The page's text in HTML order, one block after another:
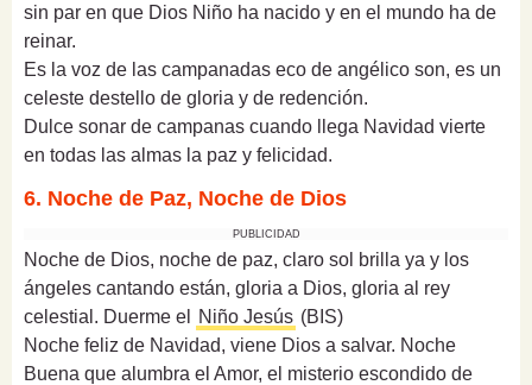
sin par en que Dios Niño ha nacido y en el mundo ha de
reinar.
Es la voz de las campanadas eco de angélico son, es un
celeste destello de gloria y de redención.
Dulce sonar de campanas cuando llega Navidad vierte
en todas las almas la paz y felicidad.
6. Noche de Paz, Noche de Dios
PUBLICIDAD
Noche de Dios, noche de paz, claro sol brilla ya y los
ángeles cantando están, gloria a Dios, gloria al rey
celestial. Duerme el
Niño Jesús (BIS)
Noche feliz de Navidad, viene Dios a salvar. Noche
Buena que alumbra el Amor, el misterio escondido de